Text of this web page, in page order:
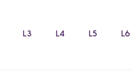
L3 L4 L5 L6